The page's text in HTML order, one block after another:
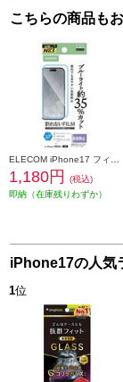
こちらの商品も
1,180円
(税込)
即納（在庫残りわずか）
iPhone17の人気
1位